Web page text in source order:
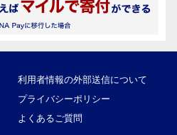
利用者情報の外部送信について
プライバシーポリシー
よくあるご質問